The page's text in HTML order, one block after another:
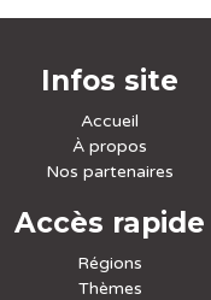
Infos site
Accueil
À propos
Nos partenaires
Accès rapide
Régions
Thèmes